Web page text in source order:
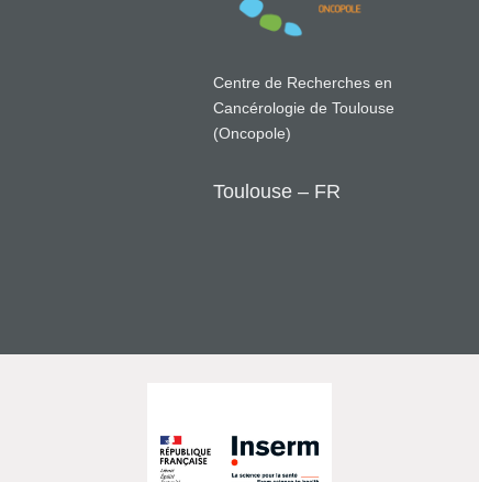
Centre de Recherches en
Cancérologie de Toulouse
(Oncopole)
Toulouse – FR